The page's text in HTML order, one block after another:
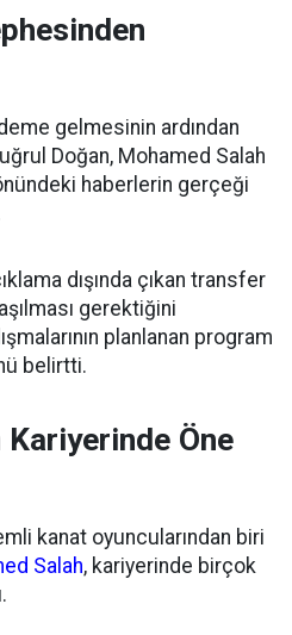
gelmesinin ardından
Doğan, Mohamed Salah
haberlerin gerçeği
dışında çıkan transfer
gerektiğini
planlanan program
belirtti.
Öne
kanat oyuncularından biri
Salah, kariyerinde birçok